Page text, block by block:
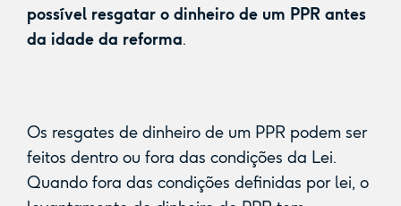
possível resgatar o dinheiro de um PPR antes
da idade da reforma.
Os resgates de dinheiro de um PPR podem ser
feitos dentro ou fora das condições da Lei.
Quando fora das condições definidas por lei, o